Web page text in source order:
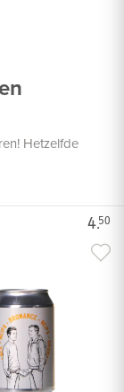
Hetzelfde
4.50